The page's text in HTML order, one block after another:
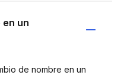
en un
de nombre en un